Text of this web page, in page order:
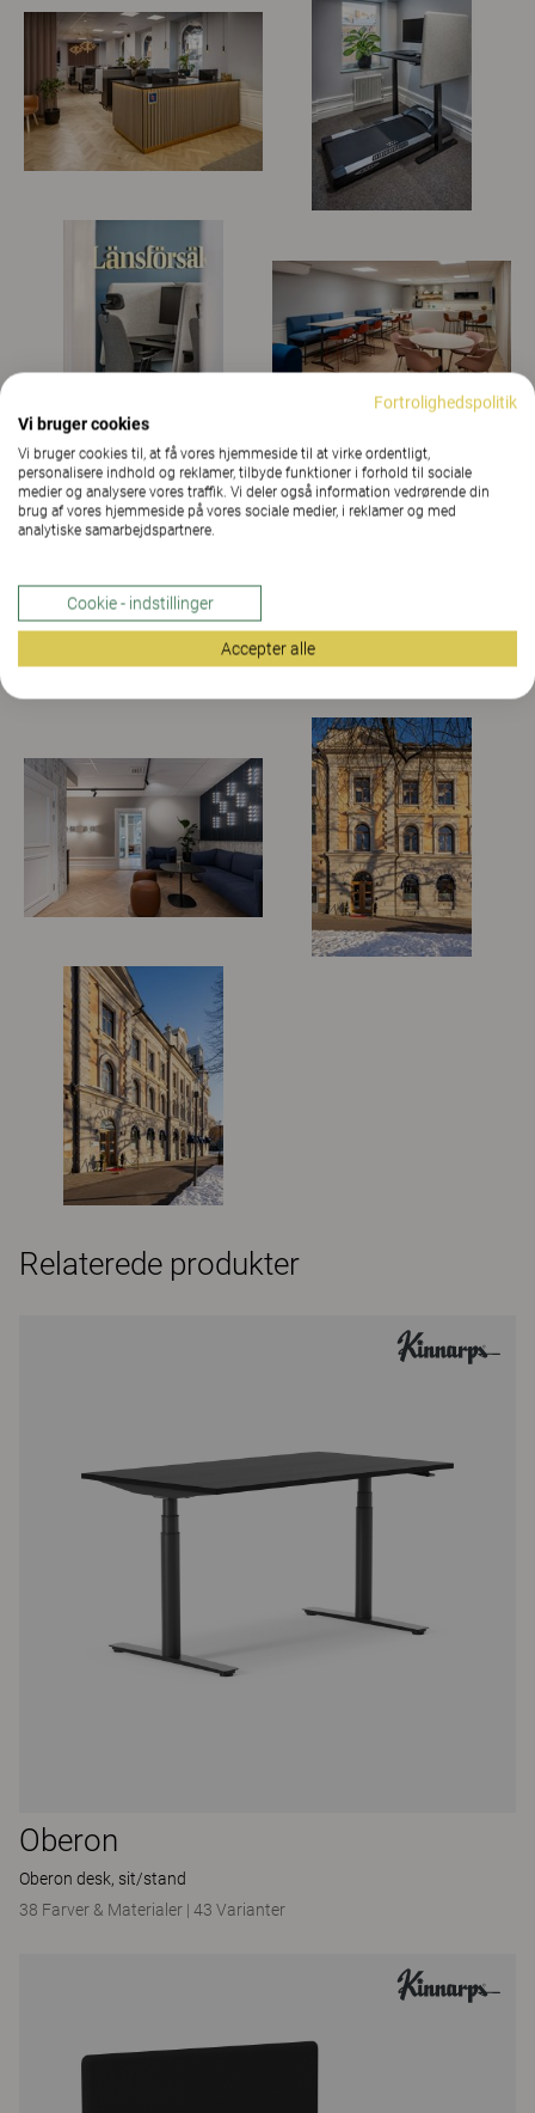
Relaterede produkter
Oberon
Oberon desk, sit/stand
38 Farver & Materialer | 43 Varianter
Fortrolighedspolitik
Vi bruger cookies
Vi bruger cookies til, at få vores hjemmeside til at virke ordentligt,
personalisere indhold og reklamer, tilbyde funktioner i forhold til sociale
medier og analysere vores traffik. Vi deler også information vedrørende din
brug af vores hjemmeside på vores sociale medier, i reklamer og med
analytiske samarbejdspartnere.
Cookie - indstillinger
Accepter alle